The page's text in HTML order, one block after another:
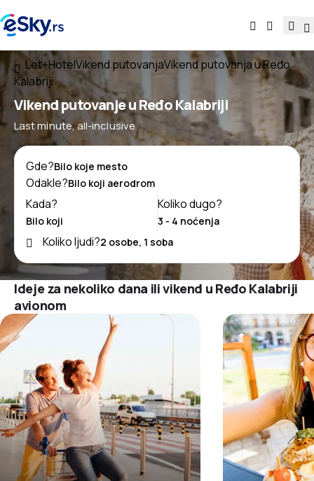
Let+HotelVikend putovanjaVikend putovanja u Ređo
Kalabriji
Vikend putovanje u Ređo Kalabriji
Last minute, all-inclusive
Gde?
Odakle?
Kada?
Koliko dugo?
Koliko ljudi?
Ideje za nekoliko dana ili vikend u Ređo Kalabriji
avionom